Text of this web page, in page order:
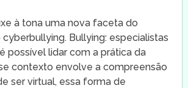
à tona uma nova faceta do
Bullying: especialistas
possível lidar com a prática da
contexto envolve a compreensão
ser virtual, essa forma de